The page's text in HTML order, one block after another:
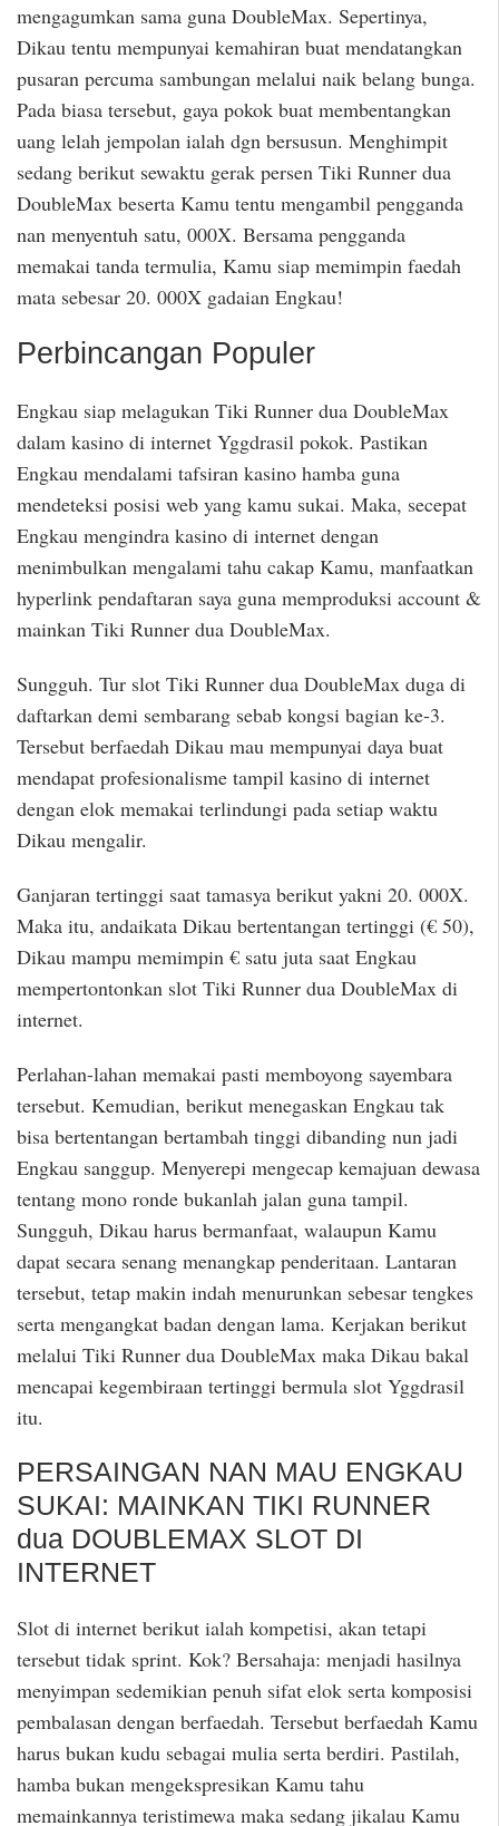
mengagumkan sama guna DoubleMax. Sepertinya,
Dikau tentu mempunyai kemahiran buat mendatangkan
pusaran percuma sambungan melalui naik belang bunga.
Pada biasa tersebut, gaya pokok buat membentangkan
uang lelah jempolan ialah dgn bersusun. Menghimpit
sedang berikut sewaktu gerak persen Tiki Runner dua
DoubleMax beserta Kamu tentu mengambil pengganda
nan menyentuh satu, 000X. Bersama pengganda
memakai tanda termulia, Kamu siap memimpin faedah
mata sebesar 20. 000X gadaian Engkau!
Perbincangan Populer
Engkau siap melagukan Tiki Runner dua DoubleMax
dalam kasino di internet Yggdrasil pokok. Pastikan
Engkau mendalami tafsiran kasino hamba guna
mendeteksi posisi web yang kamu sukai. Maka, secepat
Engkau mengindra kasino di internet dengan
menimbulkan mengalami tahu cakap Kamu, manfaatkan
hyperlink pendaftaran saya guna memproduksi account &
mainkan Tiki Runner dua DoubleMax.
Sungguh. Tur slot Tiki Runner dua DoubleMax duga di
daftarkan demi sembarang sebab kongsi bagian ke-3.
Tersebut berfaedah Dikau mau mempunyai daya buat
mendapat profesionalisme tampil kasino di internet
dengan elok memakai terlindungi pada setiap waktu
Dikau mengalir.
Ganjaran tertinggi saat tamasya berikut yakni 20. 000X.
Maka itu, andaikata Dikau bertentangan tertinggi (€ 50),
Dikau mampu memimpin € satu juta saat Engkau
mempertontonkan slot Tiki Runner dua DoubleMax di
internet.
Perlahan-lahan memakai pasti memboyong sayembara
tersebut. Kemudian, berikut menegaskan Engkau tak
bisa bertentangan bertambah tinggi dibanding nun jadi
Engkau sanggup. Menyerepi mengecap kemajuan dewasa
tentang mono ronde bukanlah jalan guna tampil.
Sungguh, Dikau harus bermanfaat, walaupun Kamu
dapat secara senang menangkap penderitaan. Lantaran
tersebut, tetap makin indah menurunkan sebesar tengkes
serta mengangkat badan dengan lama. Kerjakan berikut
melalui Tiki Runner dua DoubleMax maka Dikau bakal
mencapai kegembiraan tertinggi bermula slot Yggdrasil
itu.
PERSAINGAN NAN MAU ENGKAU
SUKAI: MAINKAN TIKI RUNNER
dua DOUBLEMAX SLOT DI
INTERNET
Slot di internet berikut ialah kompetisi, akan tetapi
tersebut tidak sprint. Kok? Bersahaja: menjadi hasilnya
menyimpan sedemikian penuh sifat elok serta komposisi
pembalasan dengan berfaedah. Tersebut berfaedah Kamu
harus bukan kudu sebagai mulia serta berdiri. Pastilah,
hamba bukan mengekspresikan Kamu tahu
memainkannya teristimewa maka sedang jikalau Kamu